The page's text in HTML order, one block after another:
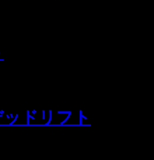
ドリフト